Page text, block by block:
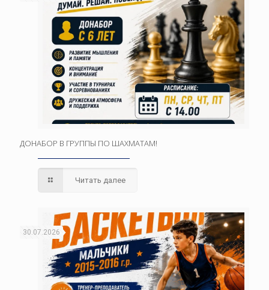
ДОНАБОР В ГРУППЫ ПО ШАХМАТАМ!
Читать далее
30.07.2026